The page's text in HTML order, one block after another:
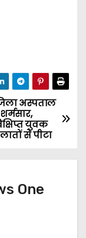
अस्पताल
युवक
से पीटा
One